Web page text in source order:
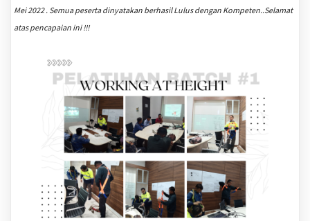
Mei 2022 . Semua peserta dinyatakan berhasil Lulus dengan Kompeten..Selamat
atas pencapaian ini !!!